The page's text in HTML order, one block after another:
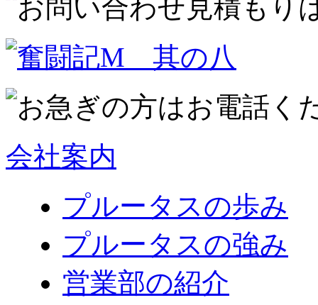
会社案内
プルータスの歩み
プルータスの強み
営業部の紹介